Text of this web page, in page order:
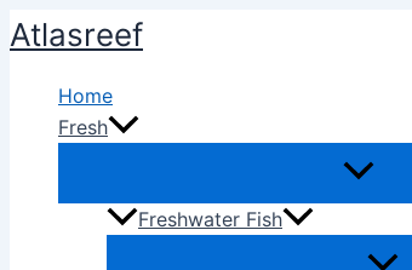
Ir
al
contenido
Atlasreef
Home
Fresh
Freshwater Fish